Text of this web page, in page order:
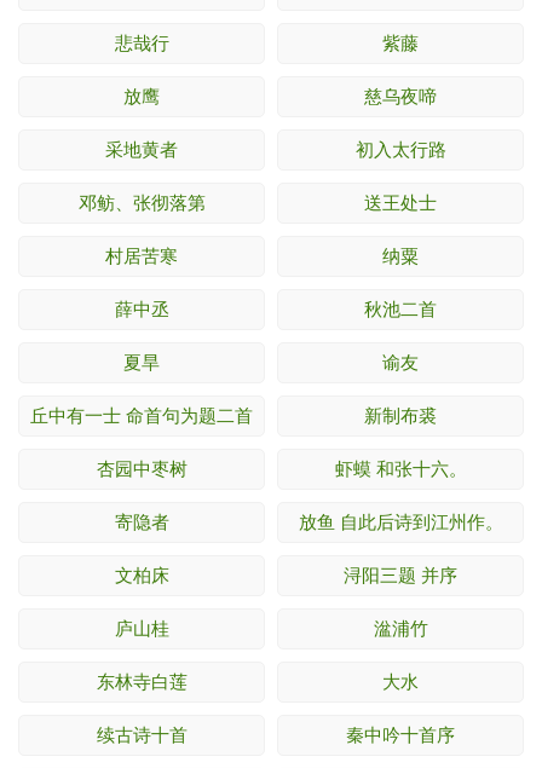
悲哉行 紫藤
放鹰 慈乌夜啼
采地黄者 初入太行路
邓鲂、张彻落第 送王处士
村居苦寒 纳粟
薛中丞 秋池二首
夏旱 谕友
丘中有一士 命首句为题二首 新制布裘
杏园中枣树 虾蟆 和张十六。
寄隐者 放鱼 自此后诗到江州作。
文柏床 浔阳三题 并序
庐山桂 湓浦竹
东林寺白莲 大水
续古诗十首 秦中吟十首序